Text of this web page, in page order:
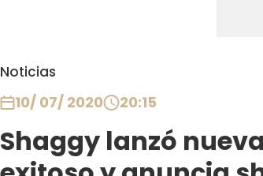
Noticias
10/ 07/ 2020 20:15
Shaggy lanzó